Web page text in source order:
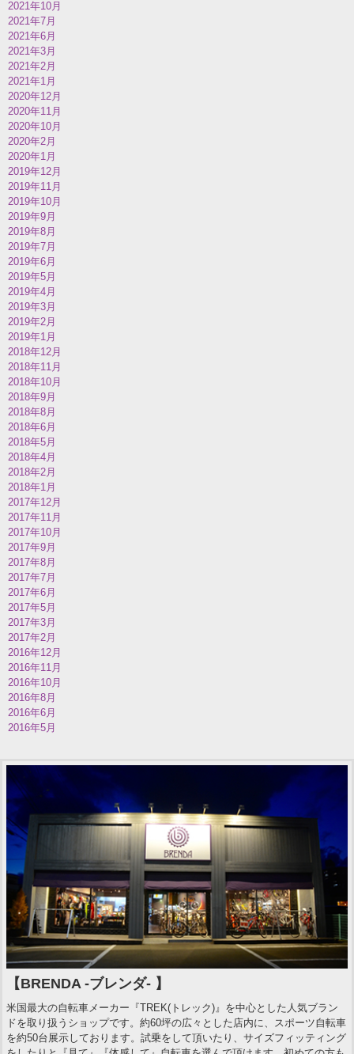
2021年10月
2021年7月
2021年6月
2021年3月
2021年2月
2021年1月
2020年12月
2020年11月
2020年10月
2020年2月
2020年1月
2019年12月
2019年11月
2019年10月
2019年9月
2019年8月
2019年7月
2019年6月
2019年5月
2019年4月
2019年3月
2019年2月
2019年1月
2018年12月
2018年11月
2018年10月
2018年9月
2018年8月
2018年6月
2018年5月
2018年4月
2018年2月
2018年1月
2017年12月
2017年11月
2017年10月
2017年9月
2017年8月
2017年7月
2017年6月
2017年5月
2017年3月
2017年2月
2016年12月
2016年11月
2016年10月
2016年8月
2016年6月
2016年5月
【BRENDA -ブレンダ- 】
米国最大の自転車メーカー『TREK(トレック)』を中心とした人気ブラン
ドを取り扱うショップです。約60坪の広々とした店内に、スポーツ自転車
を約50台展示しております。試乗をして頂いたり、サイズフィッティング